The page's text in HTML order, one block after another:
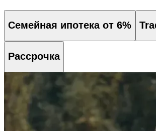
Семейная ипотека от 6%
Рассрочка